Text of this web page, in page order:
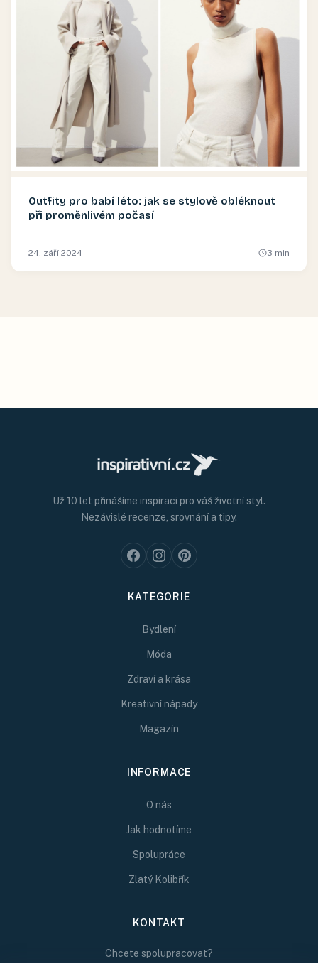
Outfity pro babí léto: jak se stylově obléknout
při proměnlivém počasí
24. září 2024 3 min
Už 10 let přinášíme inspiraci pro váš životní styl.
Nezávislé recenze, srovnání a tipy.
KATEGORIE
Bydlení
Móda
Zdraví a krása
Kreativní nápady
Magazín
INFORMACE
O nás
Jak hodnotíme
Spolupráce
Zlatý Kolibřík
KONTAKT
Chcete spolupracovat?